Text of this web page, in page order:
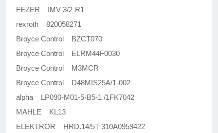
FEZER IMV-3/2-R1
rexroth 820058271
Broyce Control BZCT070
Broyce Control ELRM44F0030
Broyce Control M3MCR
Broyce Control D48MIS25A/1-002
alpha LP090-M01-5-B5-1 /1FK7042
MAHLE KL13
ELEKTROR HRD.14/5T 310A0959422